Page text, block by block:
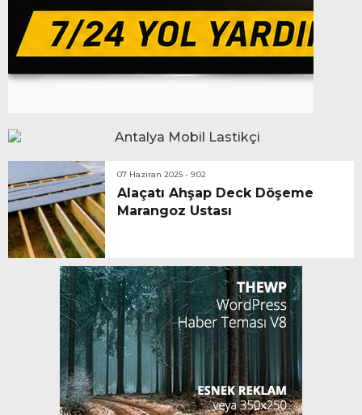
07 Haziran 2025 - 9:02
Alaçatı Ahşap Deck Döşeme
Marangoz Ustası